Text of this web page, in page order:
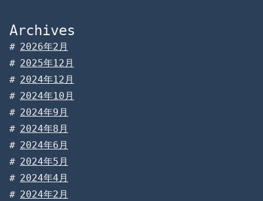
Archives
2026年2月
2025年12月
2024年12月
2024年10月
2024年9月
2024年8月
2024年6月
2024年5月
2024年4月
2024年2月